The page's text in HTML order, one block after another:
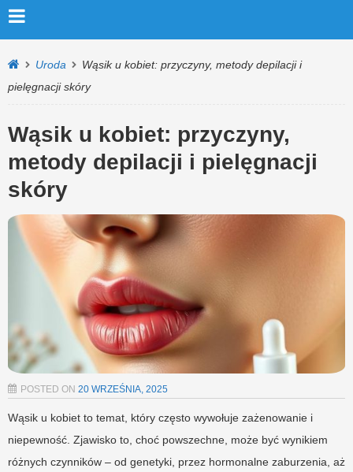
Uroda
Wąsik u kobiet: przyczyny, metody depilacji i
pielęgnacji skóry
Wąsik u kobiet: przyczyny,
metody depilacji i pielęgnacji
skóry
POSTED ON 20 WRZEŚNIA, 2025
Wąsik u kobiet to temat, który często wywołuje zażenowanie i
niepewność. Zjawisko to, choć powszechne, może być wynikiem
różnych czynników – od genetyki, przez hormonalne zaburzenia, aż